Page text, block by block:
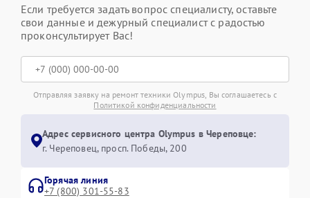
Если требуется задать вопрос специалисту, оставьте
свои данные и дежурный специалист с радостью
проконсультирует Вас!
Отправляя заявку на ремонт техники Olympus, Вы соглашаетесь с
Политикой конфиденциальности
Адрес сервисного центра Olympus в Череповце:
г. Череповец, просп. Победы, 200
Горячая линия
+7 (800) 301-55-83